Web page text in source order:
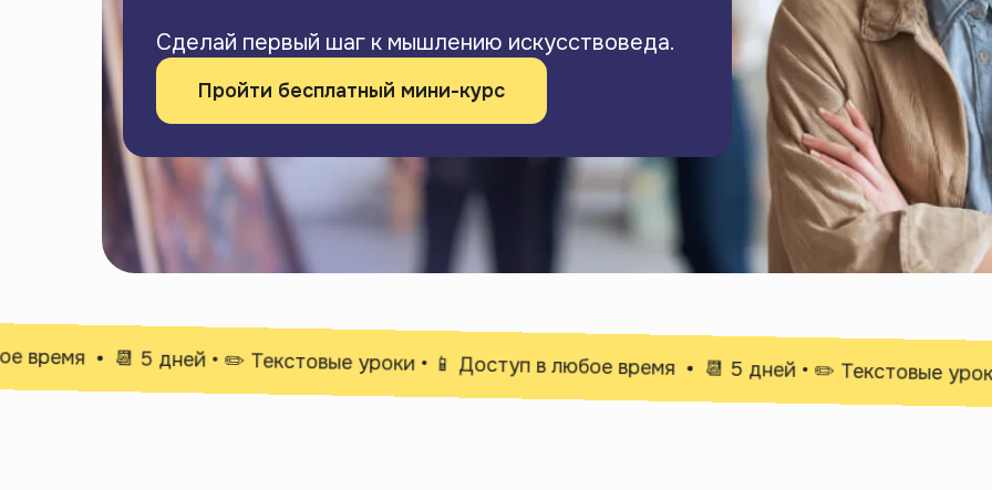
Сделай первый шаг к мышлению искусствоведа.
Пройти бесплатный мини-курс
📆 5 дней • ✏️ Текстовые уроки • 📱 Доступ в любое время 📆 5 дней • ✏️ Текстовые уроки •